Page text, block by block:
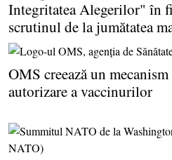
Integritatea Alegerilor" în
scrutinul de la jumătatea
OMS creează un
autorizare a vaccinurilor